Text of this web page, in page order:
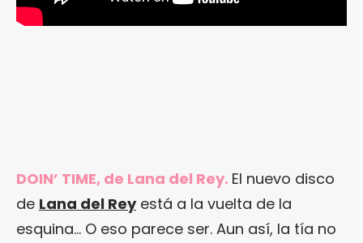
DOIN’ TIME, de Lana del Rey. El nuevo disco
de Lana del Reyestá a la vuelta de la
esquina… O eso parece ser. Aun así, la tía no